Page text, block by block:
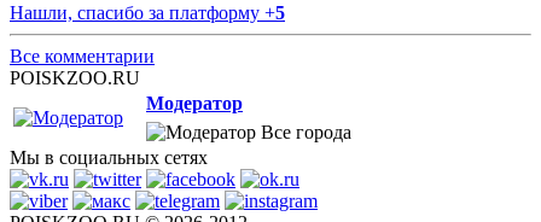
Нашли, спасибо за платформу +5
Все комментарии
POISKZOO.RU
Модератор
Все города
Мы в социальных сетях